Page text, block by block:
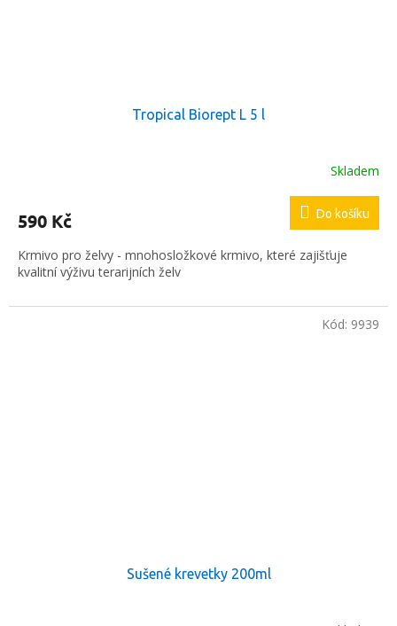
Tropical Biorept L 5 l
Skladem
590 Kč Do košíku
Krmivo pro želvy - mnohosložkové krmivo, které zajišťuje
kvalitní výživu terarijních želv
Sušené krevetky 200ml
Kód: 9939